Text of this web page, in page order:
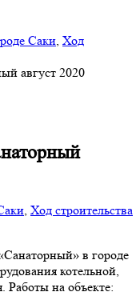
Саки, Ход
август 2020
, Ход строительства
в городе
котельной,
Работы на объекте: